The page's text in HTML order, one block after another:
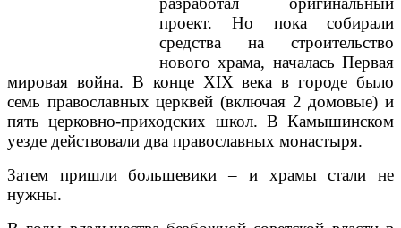
проект. Но пока собирали
средства на строительство
нового храма, началась Первая
мировая война. В конце XIX века в городе было
семь православных церквей (включая 2 домовые) и
пять церковно-приходских школ. В Камышинском
уезде действовали два православных монастыря.
Затем пришли большевики – и храмы стали не
нужны.